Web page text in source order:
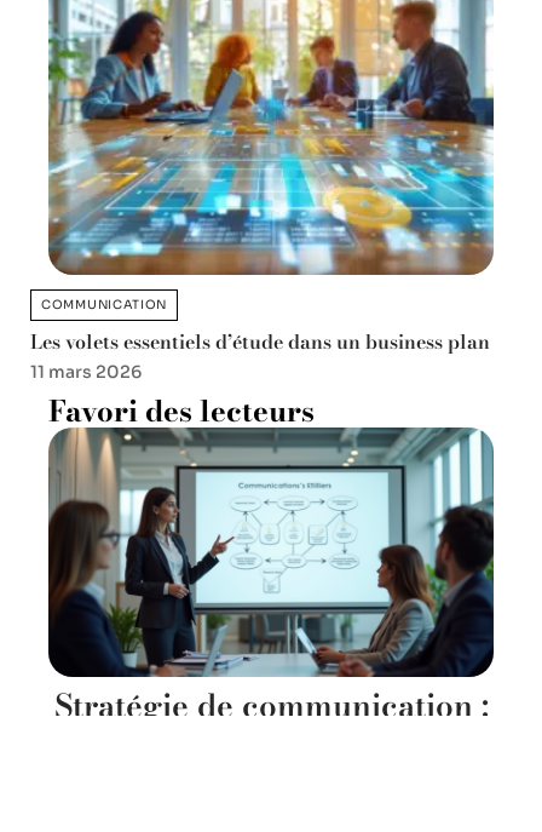
COMMUNICATION
Les volets essentiels d’étude dans un business plan
11 mars 2026
Favori des lecteurs
Stratégie de communication :